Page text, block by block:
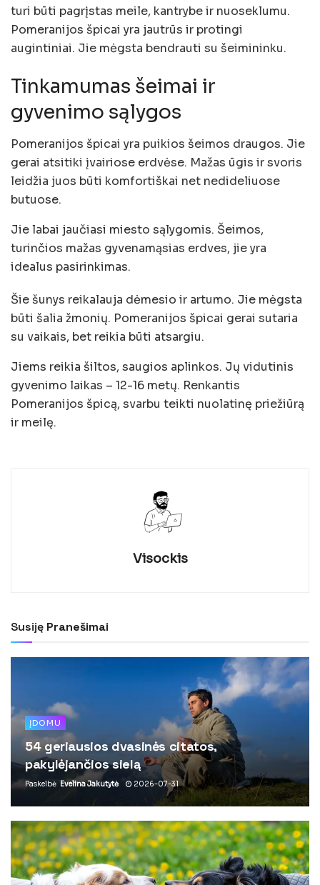
turi būti pagrįstas meile, kantrybe ir nuoseklumu.
Pomeranijos špicai yra jautrūs ir protingi
augintiniai. Jie mėgsta bendrauti su šeimininku.
Tinkamumas šeimai ir
gyvenimo sąlygos
Pomeranijos špicai yra puikios šeimos draugos. Jie
gerai atsitiki įvairiose erdvėse. Mažas ūgis ir svoris
leidžia juos būti komfortiškai net nedideliuose
butuose.
Jie labai jaučiasi miesto sąlygomis. Šeimos,
turinčios mažas gyvenamąsias erdves, jie yra
idealus pasirinkimas.
Šie šunys reikalauja dėmesio ir artumo. Jie mėgsta
būti šalia žmonių. Pomeranijos špicai gerai sutaria
su vaikais, bet reikia būti atsargiu.
Jiems reikia šiltos, saugios aplinkos. Jų vidutinis
gyvenimo laikas – 12-16 metų. Renkantis
Pomeranijos špicą, svarbu teikti nuolatinę priežiūrą
ir meilę.
Visockis
Susiję Pranešimai
ĮDOMU
54 geriausios dvasinės citatos,
pakylėjančios sielą
Paskelbė Evelina Jakutytė 2026-07-31